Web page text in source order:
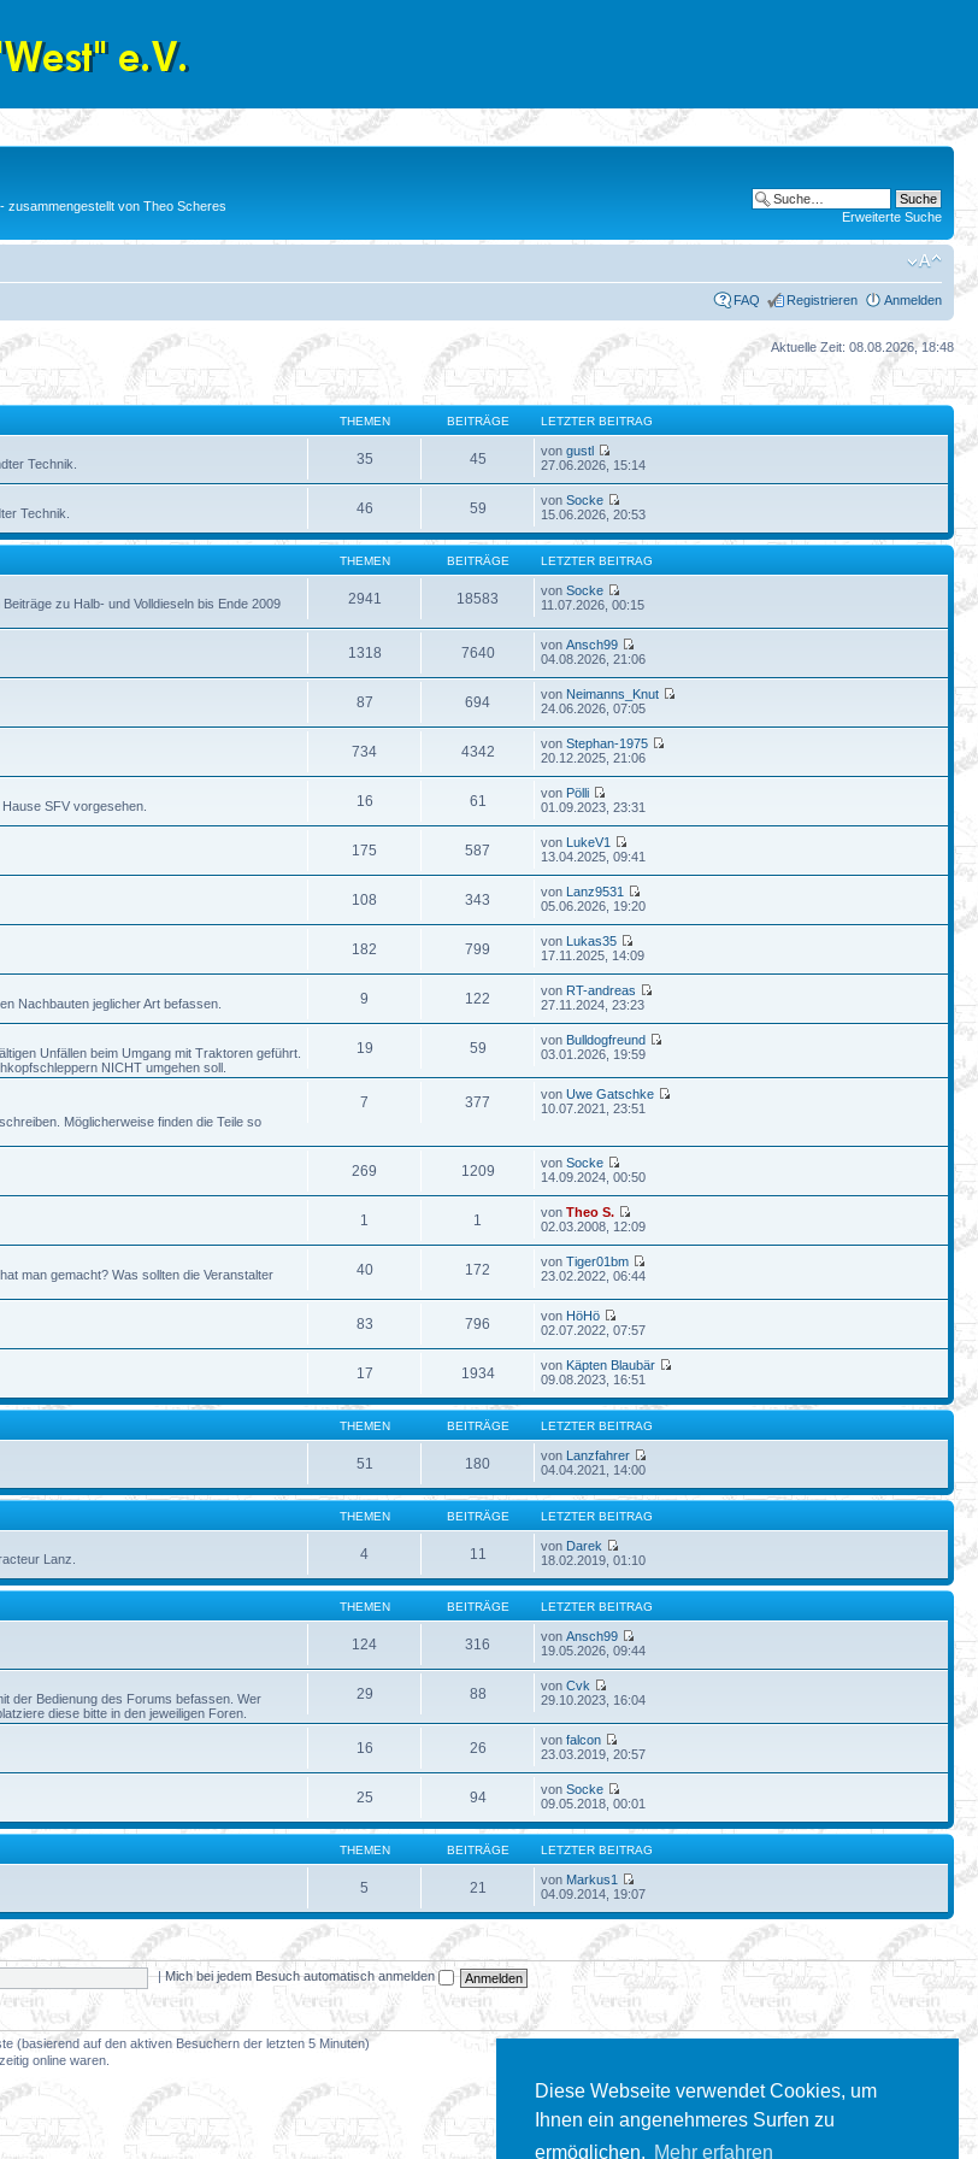
Diese Webseite verwendet Cookies, um
Ihnen ein angenehmeres Surfen zu
ermöglichen. Mehr erfahren
zusammengestellt von Theo Scheres
Erweiterte Suche
FAQ Registrieren Anmelden
Aktuelle Zeit: 08.08.2026, 18:48
THEMEN BEITRÄGE LETZTER BEITRAG
Technik. 35 45 vongustl
27.06.2026, 15:14
Technik. 46 59 vonSocke
15.06.2026, 20:53
THEMEN BEITRÄGE LETZTER BEITRAG
zu Halb- und Volldieseln bis Ende 2009
2941 18583 vonSocke
11.07.2026, 00:15
1318 7640 vonAnsch99
04.08.2026, 21:06
87 694 von Neimanns_Knut
24.06.2026, 07:05
734 4342 vonStephan-1975
20.12.2025, 21:06
SFV vorgesehen. 16 61 von Pölli
01.09.2023, 23:31
175 587 von LukeV1
13.04.2025, 09:41
108 343 von Lanz9531
05.06.2026, 19:20
182 799 von Lukas35
17.11.2025, 14:09
Nachbauten jeglicher Art befassen. 9 122 von RT-andreas
27.11.2024, 23:23
Unfällen beim Umgang mit Traktoren geführt.
NICHT umgehen soll.
19 59 von Bulldogfreund
03.01.2026, 19:59
Möglicherweise finden die Teile so
7 377 vonUwe Gatschke
10.07.2021, 23:51
269 1209 vonSocke
14.09.2024, 00:50
1 1 vonTheo S.
02.03.2008, 12:09
man gemacht? Was sollten die Veranstalter
40 172 vonTiger01bm
23.02.2022, 06:44
83 796 von HöHö
02.07.2022, 07:57
17 1934 von Käpten Blaubär
09.08.2023, 16:51
THEMEN BEITRÄGE LETZTER BEITRAG
51 180 von Lanzfahrer
04.04.2021, 14:00
THEMEN BEITRÄGE LETZTER BEITRAG
Lanz. 4 11 von Darek
18.02.2019, 01:10
THEMEN BEITRÄGE LETZTER BEITRAG
124 316 vonAnsch99
19.05.2026, 09:44
der Bedienung des Forums befassen. Wer
diese bitte in den jeweiligen Foren.
29 88 vonCvk
29.10.2023, 16:04
16 26 vonfalcon
23.03.2019, 20:57
25 94 vonSocke
09.05.2018, 00:01
THEMEN BEITRÄGE LETZTER BEITRAG
5 21 von Markus1
04.09.2014, 19:07
|Mich bei jedem Besuch automatisch anmelden
(basierend auf den aktiven Besuchern der letzten 5 Minuten)
online waren.